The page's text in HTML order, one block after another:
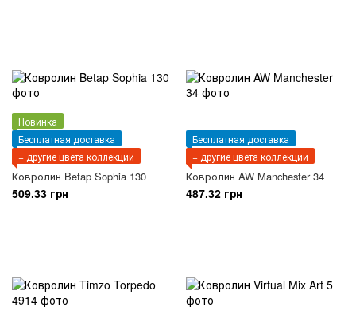
Новинка
Бесплатная доставка
+ другие цвета коллекции
Ковролин Betap Sophia 130
509.33 грн
Бесплатная доставка
+ другие цвета коллекции
Ковролин AW Manchester 34
487.32 грн